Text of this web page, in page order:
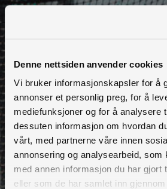
Denne nettsiden anvender cookies
Vi bruker informasjonskapsler for å
annonser et personlig preg, for å
mediefunksjoner og for å analysere
dessuten informasjon om hvordan
vårt, med partnerne våre innen
annonsering og analysearbeid, som
med annen informasjon du har gjort
eller som de har samlet inn
Finnmark
Troms
Nordland
Hardanger